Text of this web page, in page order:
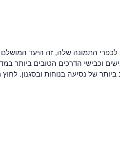
לכפרי התמונה שלה, זה היעד
וכבישי הדרכים הטובים ביותר
ביותר של נסיעה בנוחות